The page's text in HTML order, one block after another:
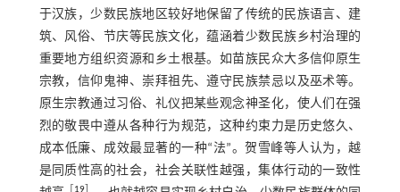
于汉族，少数民族地区较好地保留了传统的民族语言、建
筑、风俗、节庆等民族文化，蕴涵着少数民族乡村治理的
重要地方组织资源和乡土根基。如苗族民众大多信仰原生
宗教，信仰鬼神、崇拜祖先、遵守民族禁忌以及巫术等。
原生宗教通过习俗、礼仪把某些观念神圣化，使人们在强
烈的敬畏中遵从各种行为规范，这种约束力是历史悠久、
成本低廉、成效最显著的一种“法”。贺雪峰等人认为，越
是同质性高的社会，社会关联性越强，集体行动的一致性
［ 19